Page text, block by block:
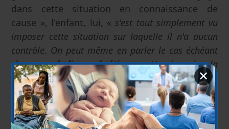
dans cette situation en connaissance de
cause », l'enfant, lui, «s'est tout simplement vu
imposer cette situation sur laquelle il n'a aucun
contrôle. On peut même en parler le cas échéant
d'unorphelin génétique.
L'accès à la
connaissance de ses origines génétiques constitue
un véritable droit pour l'enfant qui est l'acteur
« faible » dans cette situationet qui nécessite
une protection.»
✕